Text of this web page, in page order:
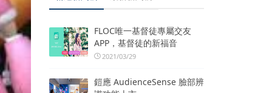
FLOC唯一基督徒專屬交友
APP，基督徒的新福音
2021/03/29
鎧應 AudienceSense 臉部辨